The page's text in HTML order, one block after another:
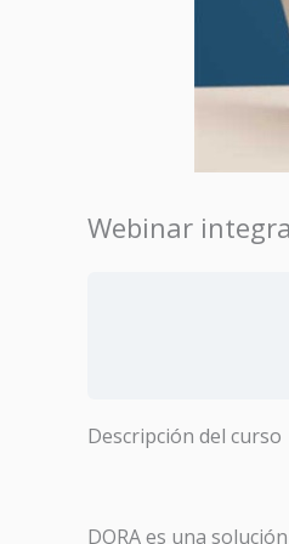
Webinar
Descripción del curso
DORA es una